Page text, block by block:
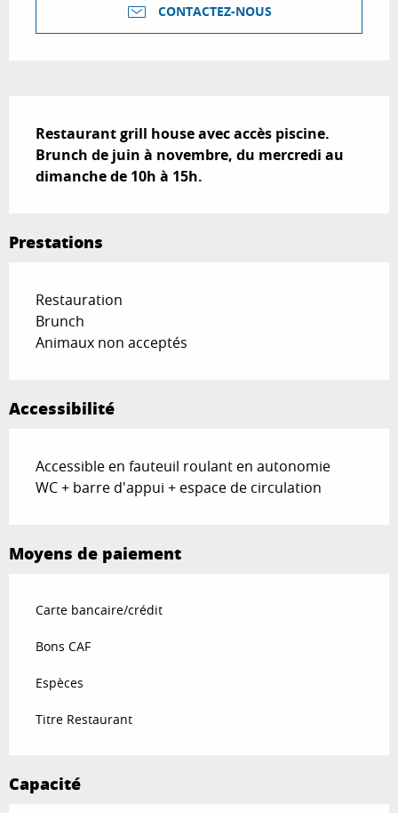
CONTACTEZ-NOUS
Restaurant grill house avec accès piscine.
Brunch de juin à novembre, du mercredi au
dimanche de 10h à 15h.
Prestations
Restauration
Brunch
Animaux non acceptés
Accessibilité
Accessible en fauteuil roulant en autonomie
WC + barre d'appui + espace de circulation
Moyens de paiement
Carte bancaire/crédit
Bons CAF
Espèces
Titre Restaurant
Capacité